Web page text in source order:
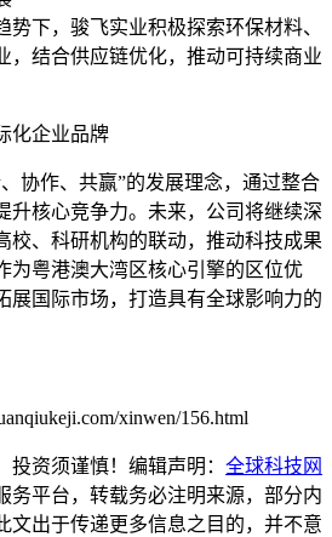
下，骏飞实业积极探索环保材料、
，结合供应链优化，推动可持续商业
化企业品牌
协作、共赢”的发展理念，通过整合
升核心竞争力。未来，公司将继续深
校、科研机构的联动，推动科技成果
为粤港澳大湾区核心引擎的区位优
展国际市场，打造具有全球影响力的
xinwen/156.html
资须谨慎！编辑声明： 全球科技网
务平台，转载务必注明来源，部分内
文出于传递更多信息之目的，并不意